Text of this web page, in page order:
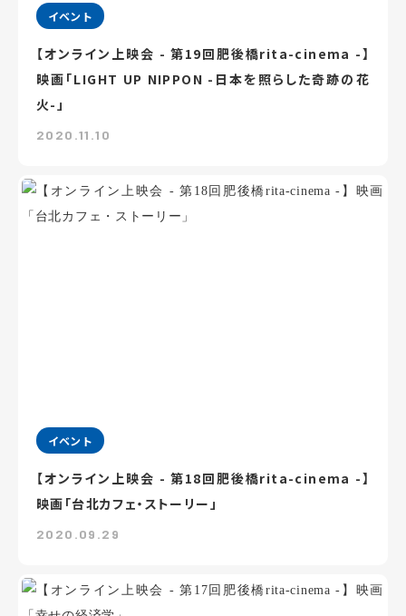
イベント
【オンライン上映会 - 第19回肥後橋rita-cinema -】
映画「LIGHT UP NIPPON -日本を照らした奇跡の花
火-」
2020.11.10
イベント
【オンライン上映会 - 第18回肥後橋rita-cinema -】
映画「台北カフェ・ストーリー」
2020.09.29